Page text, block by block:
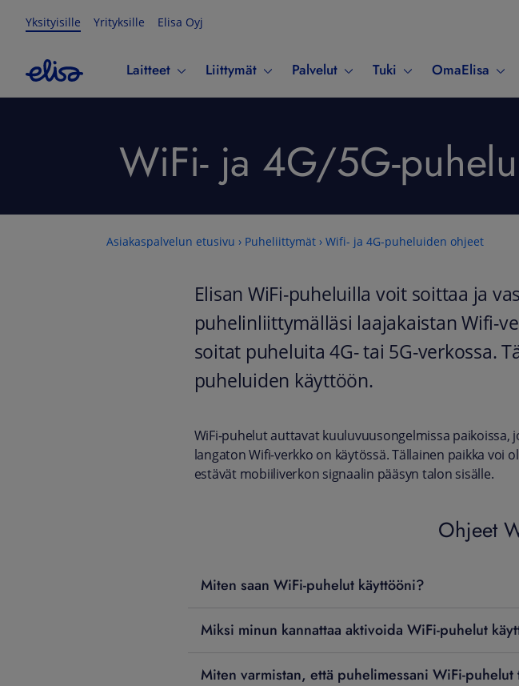
Yksityisille Yrityksille Elisa Oyj
Laitteet Liittymät Palvelut Tuki OmaElisa
WiFi- ja 4G/5G-
Asiakaspalvelun etusivu › Puheliittymät ›Wifi- ja 4G-puheluiden ohjeet
Elisan WiFi-puheluilla voit soittaa ja
puhelinliittymälläsi laajakaistan Wifi-
soitat puheluita 4G- tai 5G-verkossa.
puheluiden käyttöön.
WiFi-puhelut auttavat kuuluvuusongelmissa
langaton Wifi-verkko on käytössä. Tällainen paikka voi
estävät mobiiliverkon signaalin pääsyn talon sisälle.
Ohjeet
Miten saan WiFi-puhelut käyttööni?
Miksi minun kannattaa aktivoida WiFi-puhelut
Miten varmistan, että puhelimessani WiFi-puhelut